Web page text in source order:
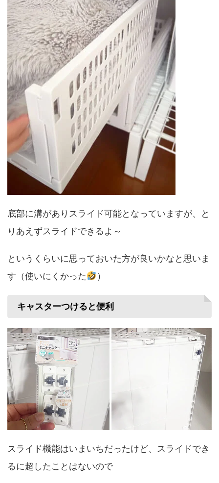
底部に溝がありスライド可能となっていますが、と
りあえずスライドできるよ～
というくらいに思っておいた方が良いかなと思いま
す（使いにくかった
）
キャスターつけると便利
スライド機能はいまいちだったけど、スライドでき
るに超したことはないので